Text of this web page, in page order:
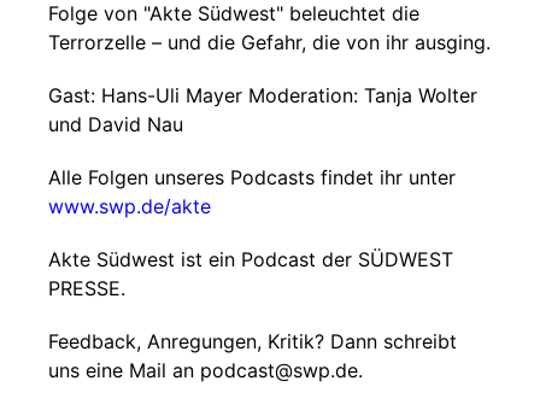
Folge von "Akte Südwest" beleuchtet die
Terrorzelle – und die Gefahr, die von ihr ausging.
Gast: Hans-Uli Mayer Moderation: Tanja Wolter
und David Nau
Alle Folgen unseres Podcasts findet ihr unter
www.swp.de/akte
Akte Südwest ist ein Podcast der SÜDWEST
PRESSE.
Feedback, Anregungen, Kritik? Dann schreibt
uns eine Mail an podcast@swp.de.